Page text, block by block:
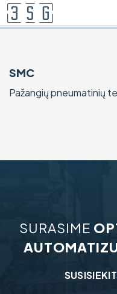
SMC
Pažangių pneumatinių
SURASIME